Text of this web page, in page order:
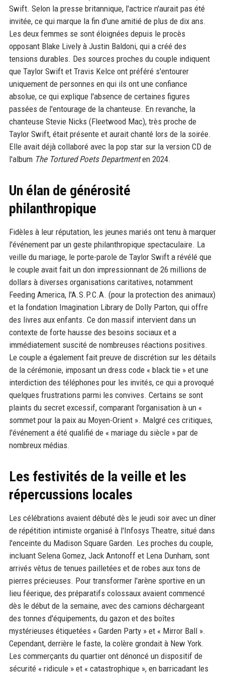
Swift. Selon la presse britannique, l'actrice n'aurait pas été
invitée, ce qui marque la fin d'une amitié de plus de dix ans.
Les deux femmes se sont éloignées depuis le procès
opposant Blake Lively à Justin Baldoni, qui a créé des
tensions durables. Des sources proches du couple indiquent
que Taylor Swift et Travis Kelce ont préféré s'entourer
uniquement de personnes en qui ils ont une confiance
absolue, ce qui explique l'absence de certaines figures
passées de l'entourage de la chanteuse. En revanche, la
chanteuse Stevie Nicks (Fleetwood Mac), très proche de
Taylor Swift, était présente et aurait chanté lors de la soirée.
Elle avait déjà collaboré avec la pop star sur la version CD de
l'album The Tortured Poets Departmenten 2024.
Un élan de générosité
philanthropique
Fidèles à leur réputation, les jeunes mariés ont tenu à marquer
l'événement par un geste philanthropique spectaculaire. La
veille du mariage, le porte-parole de Taylor Swift a révélé que
le couple avait fait un don impressionnant de 26 millions de
dollars à diverses organisations caritatives, notamment
Feeding America, l'A.S.P.C.A. (pour la protection des animaux)
et la fondation Imagination Library de Dolly Parton, qui offre
des livres aux enfants. Ce don massif intervient dans un
contexte de forte hausse des besoins sociaux et a
immédiatement suscité de nombreuses réactions positives.
Le couple a également fait preuve de discrétion sur les détails
de la cérémonie, imposant un dress code « black tie » et une
interdiction des téléphones pour les invités, ce qui a provoqué
quelques frustrations parmi les convives. Certains se sont
plaints du secret excessif, comparant l'organisation à un «
sommet pour la paix au Moyen-Orient ». Malgré ces critiques,
l'événement a été qualifié de « mariage du siècle » par de
nombreux médias.
Les festivités de la veille et les
répercussions locales
Les célébrations avaient débuté dès le jeudi soir avec un dîner
de répétition intimiste organisé à l'Infosys Theatre, situé dans
l'enceinte du Madison Square Garden. Les proches du couple,
incluant Selena Gomez, Jack Antonoff et Lena Dunham, sont
arrivés vêtus de tenues pailletées et de robes aux tons de
pierres précieuses. Pour transformer l'arène sportive en un
lieu féerique, des préparatifs colossaux avaient commencé
dès le début de la semaine, avec des camions déchargeant
des tonnes d'équipements, du gazon et des boîtes
mystérieuses étiquetées « Garden Party » et « Mirror Ball ».
Cependant, derrière le faste, la colère grondait à New York.
Les commerçants du quartier ont dénoncé un dispositif de
sécurité « ridicule » et « catastrophique », en barricadant les